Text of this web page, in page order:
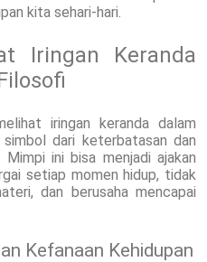
kita sehari-hari.
Iringan Keranda
iringan keranda dalam
dari keterbatasan dan
Mimpi ini bisa menjadi ajakan
setiap momen hidup, tidak
dan berusaha mencapai
Kefanaan Kehidupan